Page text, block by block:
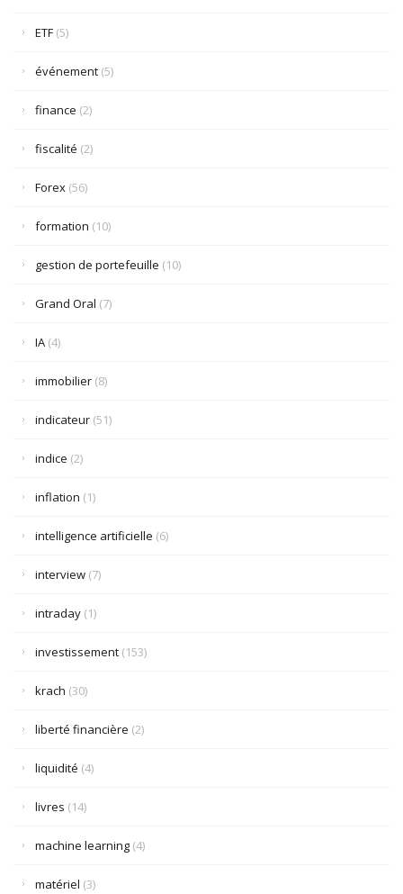
ETF (5)
événement (5)
finance (2)
fiscalité (2)
Forex (56)
formation (10)
gestion de portefeuille (10)
Grand Oral (7)
IA (4)
immobilier (8)
indicateur (51)
indice (2)
inflation (1)
intelligence artificielle (6)
interview (7)
intraday (1)
investissement (153)
krach (30)
liberté financière (2)
liquidité (4)
livres (14)
machine learning (4)
matériel (3)